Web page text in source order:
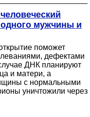
мужчины и
поможет
дефектами
ДНК планируют
и матери, а
с нормальными
уничтожили через